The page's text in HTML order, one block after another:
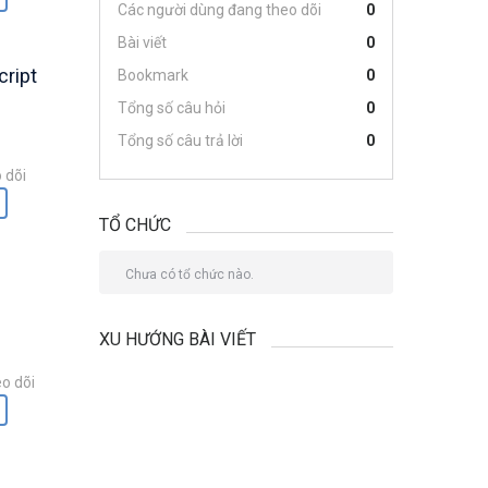
dõi
dõi
Các người dùng đang theo dõi
0
Bài viết
0
Bookmark
0
Tổng số câu hỏi
0
Tổng số câu trả lời
0
TỔ CHỨC
Chưa có tổ chức nào.
XU HƯỚNG BÀI VIẾT